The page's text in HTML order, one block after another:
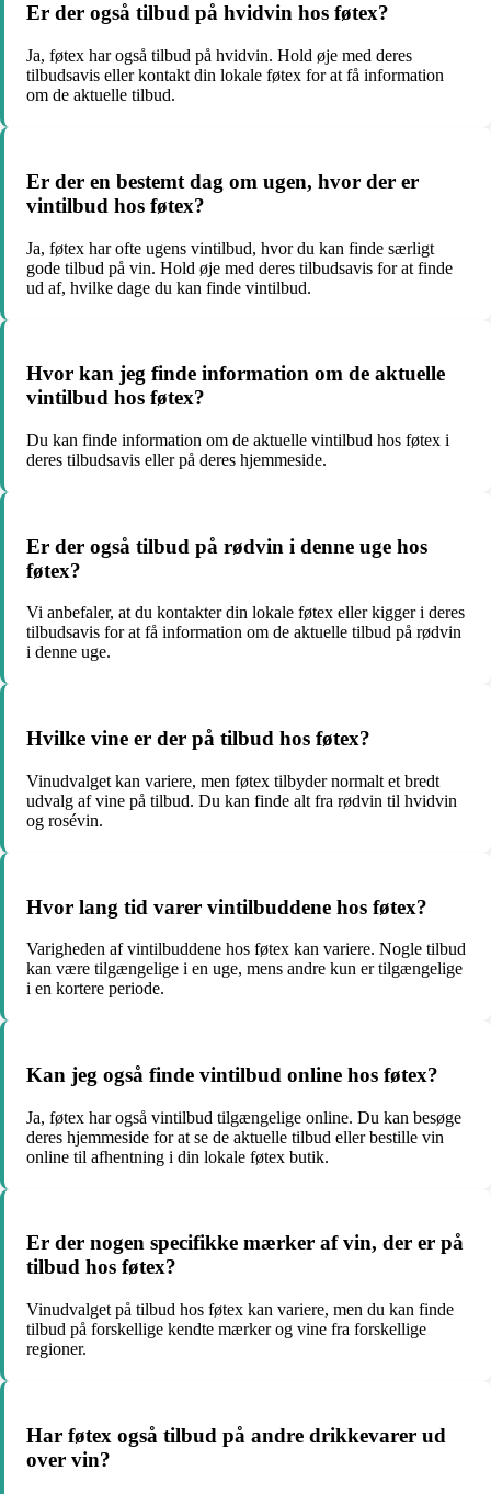
Er der også tilbud på hvidvin hos føtex?
Ja, føtex har også tilbud på hvidvin. Hold øje med deres
tilbudsavis eller kontakt din lokale føtex for at få information
om de aktuelle tilbud.
Er der en bestemt dag om ugen, hvor der er
vintilbud hos føtex?
Ja, føtex har ofte ugens vintilbud, hvor du kan finde særligt
gode tilbud på vin. Hold øje med deres tilbudsavis for at finde
ud af, hvilke dage du kan finde vintilbud.
Hvor kan jeg finde information om de aktuelle
vintilbud hos føtex?
Du kan finde information om de aktuelle vintilbud hos føtex i
deres tilbudsavis eller på deres hjemmeside.
Er der også tilbud på rødvin i denne uge hos
føtex?
Vi anbefaler, at du kontakter din lokale føtex eller kigger i deres
tilbudsavis for at få information om de aktuelle tilbud på rødvin
i denne uge.
Hvilke vine er der på tilbud hos føtex?
Vinudvalget kan variere, men føtex tilbyder normalt et bredt
udvalg af vine på tilbud. Du kan finde alt fra rødvin til hvidvin
og rosévin.
Hvor lang tid varer vintilbuddene hos føtex?
Varigheden af ​​vintilbuddene hos føtex kan variere. Nogle tilbud
kan være tilgængelige i en uge, mens andre kun er tilgængelige
i en kortere periode.
Kan jeg også finde vintilbud online hos føtex?
Ja, føtex har også vintilbud tilgængelige online. Du kan besøge
deres hjemmeside for at se de aktuelle tilbud eller bestille vin
online til afhentning i din lokale føtex butik.
Er der nogen specifikke mærker af vin, der er på
tilbud hos føtex?
Vinudvalget på tilbud hos føtex kan variere, men du kan finde
tilbud på forskellige kendte mærker og vine fra forskellige
regioner.
Har føtex også tilbud på andre drikkevarer ud
over vin?